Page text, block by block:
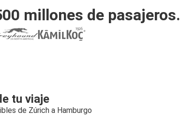
millones de pasajeros.
tu viaje
de Zúrich a Hamburgo